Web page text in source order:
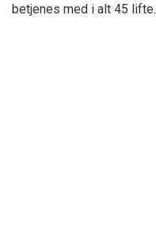
betjenes med i alt 45 lifte.